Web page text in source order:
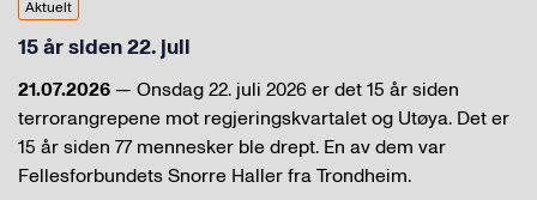
Aktuelt
15 år siden 22. juli
21.07.2026 — Onsdag 22. juli 2026 er det 15 år siden
terrorangrepene mot regjeringskvartalet og Utøya. Det er
15 år siden 77 mennesker ble drept. En av dem var
Fellesforbundets Snorre Haller fra Trondheim.